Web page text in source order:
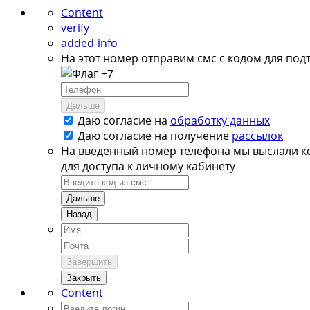
Content
verify
added-info
На этот номер отправим смс с кодом для
+7
Дальше
Даю согласие на обработку данных
Даю согласие на получение рассылок
На введенный номер телефона мы выслали
для доступа к личному кабинету
Дальше
Назад
Завершить
Закрыть
Content